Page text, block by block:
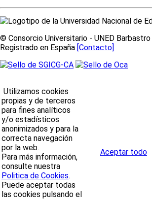
© Consorcio Universitario - UNED
Registrado en España [Contacto]
Utilizamos cookies
propias y de terceros
para fines analíticos
y/o estadísticos
anonimizados y para la
correcta navegación
por la web.
Para más información,
consulte nuestra
Politica de Cookies.
Puede aceptar todas
las cookies pulsando el
Aceptar todo